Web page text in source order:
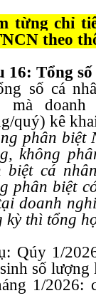
từng chỉ
theo
16: Tổng
số cá
mà
quý) kê
phân biệt
không
biệt cá
phân biệt
doanh
kỳ thì tổng
Qúy 1/
số lượng
1/